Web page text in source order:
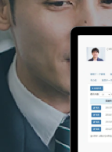
お役立ちサイト